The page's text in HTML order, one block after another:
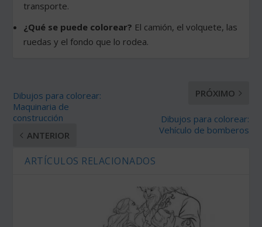
transporte.
¿Qué se puede colorear? El camión, el volquete, las
ruedas y el fondo que lo rodea.
Dibujos para colorear:
Maquinaria de
construcción
ANTERIOR
PRÓXIMO
Dibujos para colorear:
Vehículo de bomberos
ARTÍCULOS RELACIONADOS